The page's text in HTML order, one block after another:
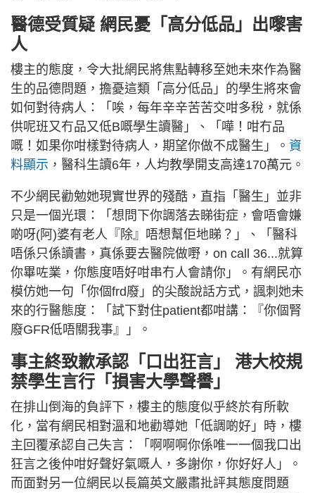
醫德受質疑 網民憂「高分低品」出嚟害
人
樓主的態度，令大批網民將焦點轉移至她未來作為醫
生的品德問題，擔憂這類「高分低品」的學生將來會
如何對待病人：「唉，每年辛辛苦苦交咁多稅，就係
供呢班又冇品又低B嘅學生讀醫」、「嘩！咁冇品
嘅！如果你咁樣對待病人，期望你做不成醫生」。 資
料顯示 ，醫科生讀6年，人均教學開支高達170萬元。
不少網民勸勉她現實世界的殘酷，直指「醫生」並非
只是一個光環：「想問下你調落去睇街症，會唔會嫌
啲呀(阿)婆有老人『除』唔想幫佢地睇？」、「醫科
唔係只係讀書，真係要去醫院做嘢，on call 36...就算
你畢咗業，你態度唔好咁串冇人會請你」。有網民亦
模仿她一句「你個frd廢」的尖酸說話方式，諷刺她未
來的行醫態度：「試下對住patient都咁講：『你個腎
廢GFR低唔關我事』」。
事主終致歉承認「口出狂言」 港大校規
禁學生言行「損害大學聲譽」
在排山倒海的負評下，樓主的態度似乎終於有所軟
化，當有網民相對溫和地勸導她「低調啲好」時，樓
主回覆承認自己失言：「啊啊啊你係唯一一個我口出
狂言之後仲咁好聲好氣嘅人，多謝你，你好好人」。
而面對另一位網民以長篇英文嚴肅批評其態度問題